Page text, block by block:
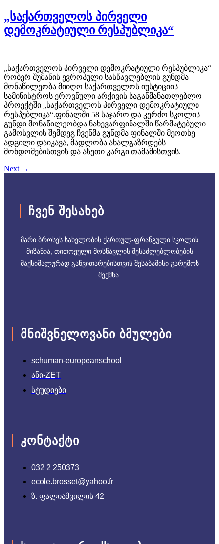
„საქართველოს პირველი
დემოკრატიული რესპუბლიკა“
„საქართველოს პირველი დემოკრატიული რესპუბლიკა“
რობერ შუმანის ევროპული სასწავლებლის გუნდმა
მონაწილეობა მიიღო საქართველოს იუსტიციის
სამინისტროს ეროვნული არქივის საგანმანათლებლო
პროექტში „საქართველოს პირველი დემოკრატიული
რესპუბლიკა“.ფინალში 58 საჯარო და კერძო სკოლის
გუნდი მონაწილეობდა.ნახევარფინალში წარმატებული
გამოსვლის შემდეგ ჩვენმა გუნდმა ფინალში მეოთხე
ადგილი დაიკავა, მადლობა ახალგაზრდებს
მონდომებისთვის და ასეთი კარგი თამაშისთვის.
Next →
ᲩᲕᲔᲜ ᲨᲔᲡᲐᲮᲔᲑ
მარი ბროსეს სახელობის ქართულ-ფრანგული სკოლის
მიზანია, თითოეული მოსწავლის შესაძლებლობების
მაქსიმალურად განვითარებისთვის შესაბამისი გარემოს
შექმნა.
ᲛᲜᲘᲨᲕᲜᲔᲚᲝᲕᲐᲜᲘ ᲑᲛᲣᲚᲔᲑᲘ
schuman-europeanschool
ანი-ZET
სტუდიები
ᲙᲝᲜᲢᲐᲥᲢᲘ
032 2 250373
ecole.brosset@yahoo.fr
ზ. ფალიაშვილის 42